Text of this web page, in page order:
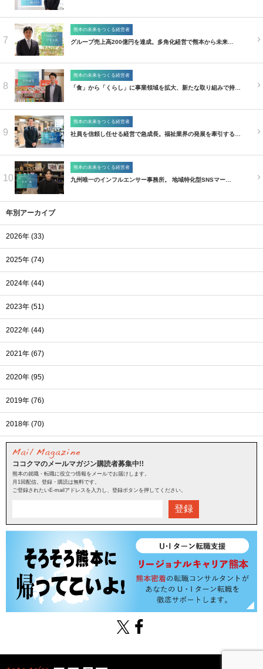
7
熊本の未来をつくる経営者
グループ売上高200億円を達成。多角化経営で熊本から未来…
8
熊本の未来をつくる経営者
「食」から「くらし」に事業領域を拡大、新たな取り組みで持…
9
熊本の未来をつくる経営者
社員を信頼し任せる経営で急成長。福祉業界の発展を牽引する…
10
熊本の未来をつくる経営者
九州唯一のインフルエンサー事務所。 地域特化型SNSマー…
年別アーカイブ
2026年 (33)
2025年 (74)
2024年 (44)
2023年 (51)
2022年 (44)
2021年 (67)
2020年 (95)
2019年 (76)
2018年 (70)
ココクマのメールマガジン購読者募集中!!
熊本の就職・転職に役立つ情報をメールでお届けします。
月1回配信。登録・購読は無料です。
ご登録されたいE-mailアドレスを入力し、登録ボタンを押してください。
登録